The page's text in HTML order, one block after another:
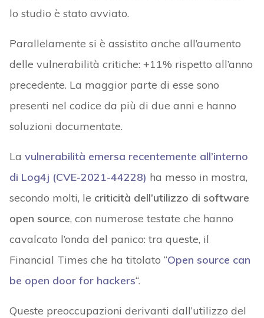
lo studio è stato avviato.
Parallelamente si è assistito anche all’aumento
delle vulnerabilità critiche: +11% rispetto all’anno
precedente. La maggior parte di esse sono
presenti nel codice da più di due anni e hanno
soluzioni documentate.
La vulnerabilità emersa recentemente all’interno
di Log4j (CVE-2021-44228) ha messo in mostra,
secondo molti, le criticità dell’utilizzo di software
open source, con numerose testate che hanno
cavalcato l’onda del panico: tra queste, il
Financial Times che ha titolato “Open source can
be open door for hackers“.
Queste preoccupazioni derivanti dall’utilizzo del